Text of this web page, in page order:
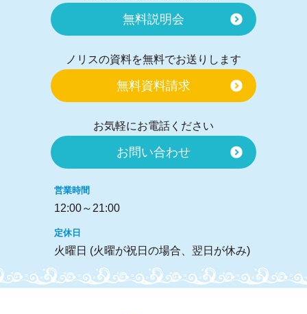
無料説明会
ノリスの資料を無料でお送りします
無料資料請求
お気軽にお電話ください
お問い合わせ
営業時間
12:00～21:00
定休日
火曜日 (火曜が祝日の場合、翌日が休み)